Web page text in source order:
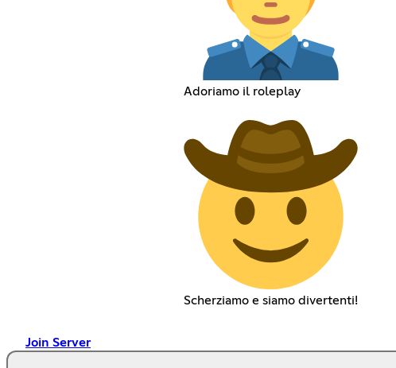
Adoriamo il roleplay
Scherziamo e siamo divertenti!
Join Server